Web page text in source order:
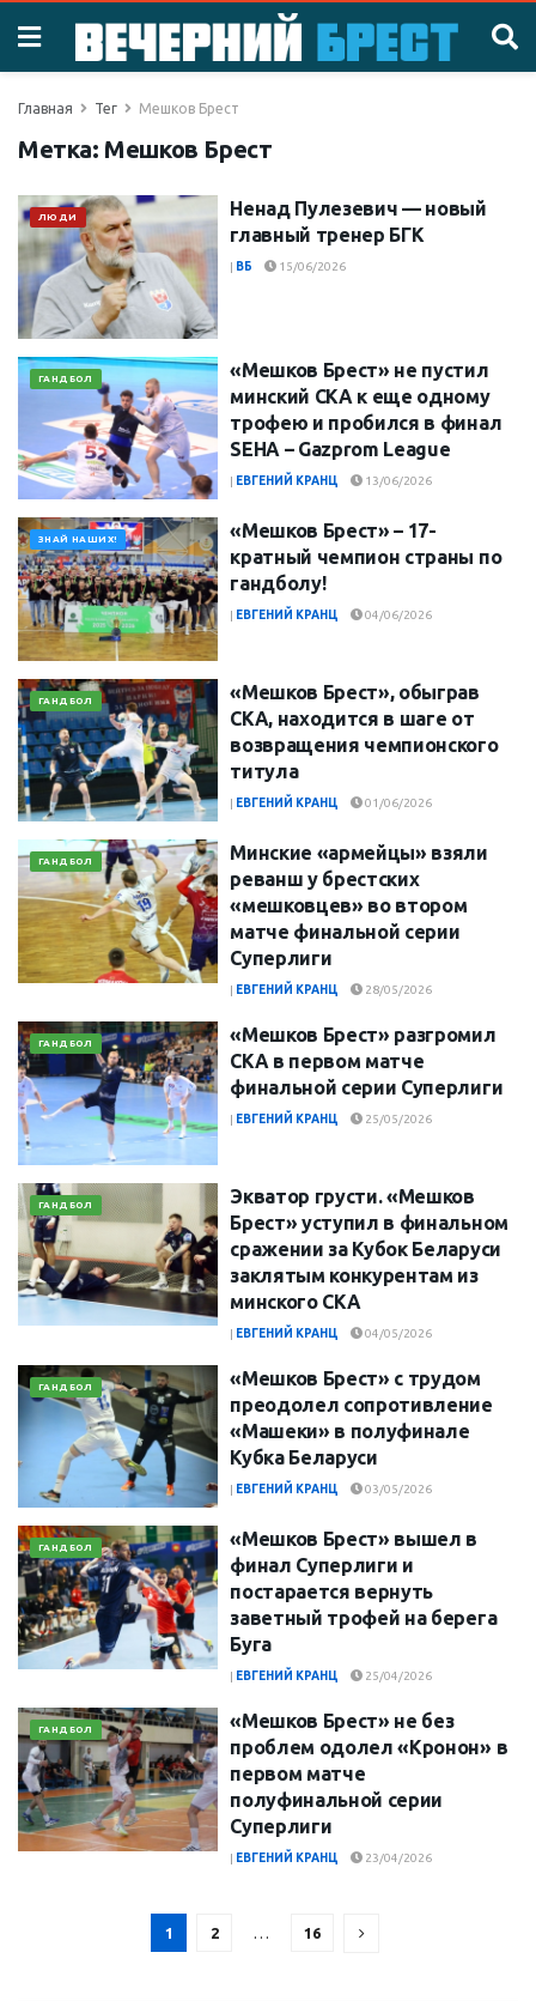
Главная Тег Мешков Брест
Метка: Мешков Брест
ЛЮДИ
Ненад Пулезевич — новый
главный тренер БГК
| ВБ 15/06/2026
ГАНДБОЛ
«Мешков Брест» не пустил
минский СКА к еще одному
трофею и пробился в финал
SEHA – Gazprom League
| ЕВГЕНИЙ КРАНЦ 13/06/2026
ЗНАЙ НАШИХ!
«Мешков Брест» – 17-
кратный чемпион страны по
гандболу!
| ЕВГЕНИЙ КРАНЦ 04/06/2026
ГАНДБОЛ
«Мешков Брест», обыграв
СКА, находится в шаге от
возвращения чемпионского
титула
| ЕВГЕНИЙ КРАНЦ 01/06/2026
ГАНДБОЛ
Минские «армейцы» взяли
реванш у брестских
«мешковцев» во втором
матче финальной серии
Суперлиги
| ЕВГЕНИЙ КРАНЦ 28/05/2026
ГАНДБОЛ
«Мешков Брест» разгромил
СКА в первом матче
финальной серии Суперлиги
| ЕВГЕНИЙ КРАНЦ 25/05/2026
ГАНДБОЛ
Экватор грусти. «Мешков
Брест» уступил в финальном
сражении за Кубок Беларуси
заклятым конкурентам из
минского СКА
| ЕВГЕНИЙ КРАНЦ 04/05/2026
ГАНДБОЛ
«Мешков Брест» с трудом
преодолел сопротивление
«Машеки» в полуфинале
Кубка Беларуси
| ЕВГЕНИЙ КРАНЦ 03/05/2026
ГАНДБОЛ
«Мешков Брест» вышел в
финал Суперлиги и
постарается вернуть
заветный трофей на берега
Буга
| ЕВГЕНИЙ КРАНЦ 25/04/2026
ГАНДБОЛ
«Мешков Брест» не без
проблем одолел «Кронон» в
первом матче
полуфинальной серии
Суперлиги
| ЕВГЕНИЙ КРАНЦ 23/04/2026
1 2 … 16